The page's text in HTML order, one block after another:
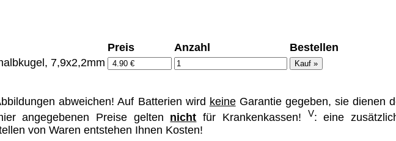
Preis Anzahl
Bestellen
7,9x2,2mm
abweichen! Auf Batterien wird keineGarantie gegeben, sie dienen
angegebenen Preise gelten nicht für Krankenkassen! V: eine
von Waren entstehen Ihnen Kosten!
Preisänderungen, Irrtümer und
entschieden, dass man durch
Dieses kann nur dadurch verhindert
wir uns ausdrücklich von allen Inhalten,
Diese Erklärung gilt für alle auf